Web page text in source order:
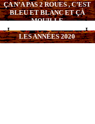
ÇA N’A PAS 2 ROUES , C’EST
BLEU ET BLANC ET ÇÀ
MOUILLE
LES ANNÉES 2020